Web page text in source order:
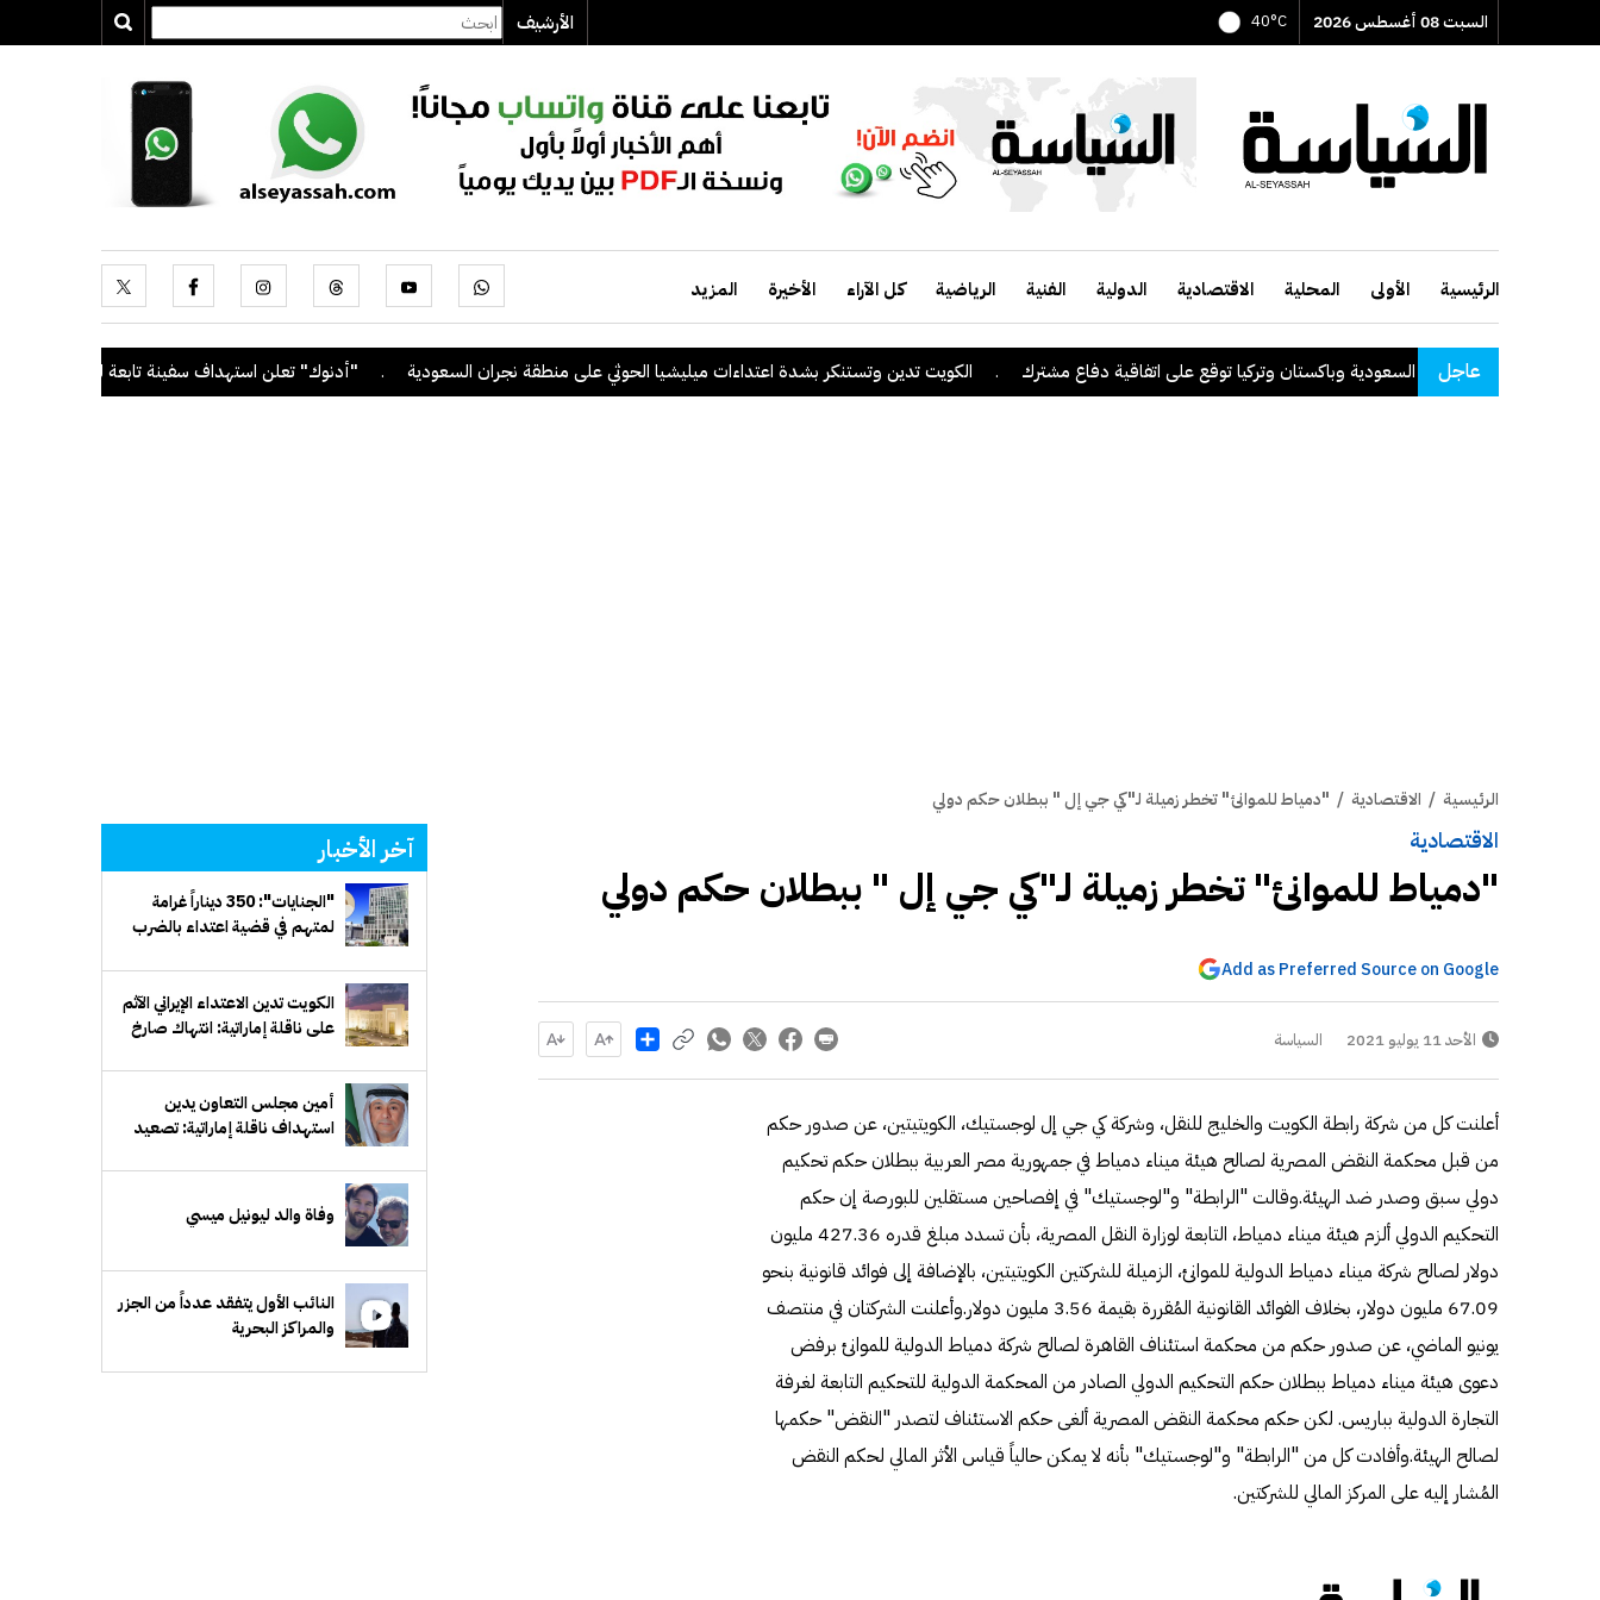
السبت 08 أغسطس 2026 40°C الأرشيف
الرئيسية الأولى المحلية الاقتصادية الدولية الفنية الرياضية كل الآراء الأخيرة المزيد
عاجلالسعودية وباكستان وتركيا توقع على اتفاقية دفاع مشترك . الكويت تدين وتستنكر بشدة اعتداءات ميليشيا الحوثي على منطقة نجران السعودية . "أدنوك" تعلن استهداف سفينة تابعة لها بصاروخ أثناء
الرئيسية / الاقتصادية / "دمياط للموانئ" تخطر زميلة لـ"كي جي إل " ببطلان حكم دولي
الاقتصادية
"دمياط للموانئ" تخطر زميلة لـ"كي جي إل " ببطلان حكم دولي
Add as Preferred Source on Google
الأحد 11 يوليو 2021 السياسة Share
أعلنت كل من شركة رابطة الكويت والخليج للنقل، وشركة كي جي إل لوجستيك، الكويتيتين، عن صدور حكم
من قبل محكمة النقض المصرية لصالح هيئة ميناء دمياط في جمهورية مصر العربية ببطلان حكم تحكيم
دولي سبق وصدر ضد الهيئة.وقالت "الرابطة" و"لوجستيك" في إفصاحين مستقلين للبورصة إن حكم
التحكيم الدولي ألزم هيئة ميناء دمياط، التابعة لوزارة النقل المصرية، بأن تسدد مبلغ قدره 427.36 مليون
دولار لصالح شركة ميناء دمياط الدولية للموانئ، الزميلة للشركتين الكويتيتين، بالإضافة إلى فوائد قانونية بنحو
67.09 مليون دولار، بخلاف الفوائد القانونية المُقررة بقيمة 3.56 مليون دولار.وأعلنت الشركتان في منتصف
يونيو الماضي، عن صدور حكم من محكمة استئناف القاهرة لصالح شركة دمياط الدولية للموانئ برفض
دعوى هيئة ميناء دمياط ببطلان حكم التحكيم الدولي الصادر من المحكمة الدولية للتحكيم التابعة لغرفة
التجارة الدولية بباريس. لكن حكم محكمة النقض المصرية ألغى حكم الاستئناف لتصدر "النقض" حكمها
لصالح الهيئة.وأفادت كل من "الرابطة" و"لوجستيك" بأنه لا يمكن حالياً قياس الأثر المالي لحكم النقض
المُشار إليه على المركز المالي للشركتين.
آخر الأخبار
"الجنايات": 350 ديناراً غرامة
لمتهم في قضية اعتداء بالضرب
الكويت تدين الاعتداء الإيراني الآثم
على ناقلة إماراتية: انتهاك صارخ
أمين مجلس التعاون يدين
استهداف ناقلة إماراتية: تصعيد
الملاحة البحرية
وفاة والد ليونيل ميسي
النائب الأول يتفقد عدداً من الجزر
والمراكز البحرية